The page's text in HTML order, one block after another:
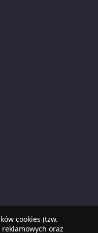
cookies (tzw.
oraz